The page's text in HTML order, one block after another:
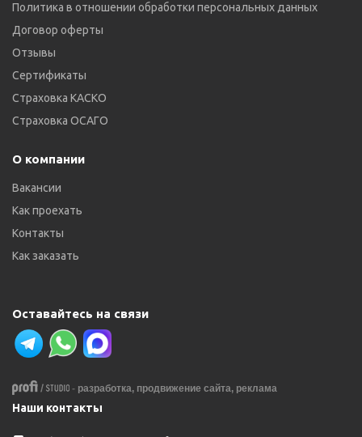
Политика в отношении обработки персональных данных
Договор оферты
Отзывы
Сертификаты
Страховка КАСКО
Страховка ОСАГО
О компании
Вакансии
Как проехать
Контакты
Как заказать
Оставайтесь на связи
- разработка, продвижение сайта, реклама
Наши контакты